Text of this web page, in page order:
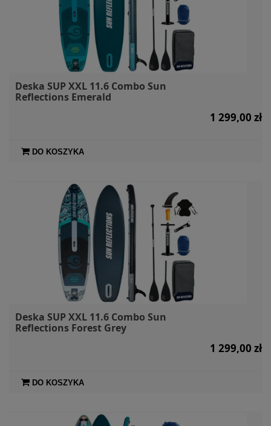
Deska SUP XXL 11.6 Combo Sun
Reflections Emerald
1 299,00 zł
DO KOSZYKA
Deska SUP XXL 11.6 Combo Sun
Reflections Forest Grey
1 299,00 zł
DO KOSZYKA